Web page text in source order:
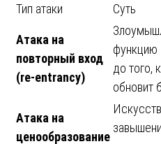
Тип атаки Суть
Атака на
повторный вход
(re-entrancy)
функцию
до того,
обновит
Атака на
ценообразование